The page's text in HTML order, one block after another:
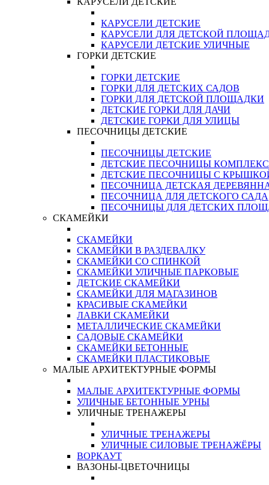
КАРУСЕЛИ ДЕТСКИЕ
КАРУСЕЛИ ДЛЯ ДЕТСКОЙ
КАРУСЕЛИ ДЕТСКИЕ УЛИЧНЫЕ
ГОРКИ ДЕТСКИЕ
ГОРКИ ДЕТСКИЕ
ГОРКИ ДЛЯ ДЕТСКИХ САДОВ
ГОРКИ ДЛЯ ДЕТСКОЙ ПЛОЩАДКИ
ДЕТСКИЕ ГОРКИ ДЛЯ ДАЧИ
ДЕТСКИЕ ГОРКИ ДЛЯ УЛИЦЫ
ПЕСОЧНИЦЫ ДЕТСКИЕ
ПЕСОЧНИЦЫ ДЕТСКИЕ
ДЕТСКИЕ ПЕСОЧНИЦЫ
ДЕТСКИЕ ПЕСОЧНИЦЫ С
ПЕСОЧНИЦА ДЕТСКАЯ
ПЕСОЧНИЦА ДЛЯ ДЕТСКОГО САДА
ПЕСОЧНИЦЫ ДЛЯ ДЕТСКИХ
СКАМЕЙКИ
СКАМЕЙКИ
СКАМЕЙКИ В РАЗДЕВАЛКУ
СКАМЕЙКИ СО СПИНКОЙ
СКАМЕЙКИ УЛИЧНЫЕ ПАРКОВЫЕ
ДЕТСКИЕ СКАМЕЙКИ
СКАМЕЙКИ ДЛЯ МАГАЗИНОВ
КРАСИВЫЕ СКАМЕЙКИ
ЛАВКИ СКАМЕЙКИ
МЕТАЛЛИЧЕСКИЕ СКАМЕЙКИ
САДОВЫЕ СКАМЕЙКИ
СКАМЕЙКИ БЕТОННЫЕ
СКАМЕЙКИ ПЛАСТИКОВЫЕ
МАЛЫЕ АРХИТЕКТУРНЫЕ ФОРМЫ
МАЛЫЕ АРХИТЕКТУРНЫЕ ФОРМЫ
УЛИЧНЫЕ БЕТОННЫЕ УРНЫ
УЛИЧНЫЕ ТРЕНАЖЕРЫ
УЛИЧНЫЕ ТРЕНАЖЕРЫ
УЛИЧНЫЕ СИЛОВЫЕ ТРЕНАЖЁРЫ
ВОРКАУТ
ВАЗОНЫ-ЦВЕТОЧНИЦЫ